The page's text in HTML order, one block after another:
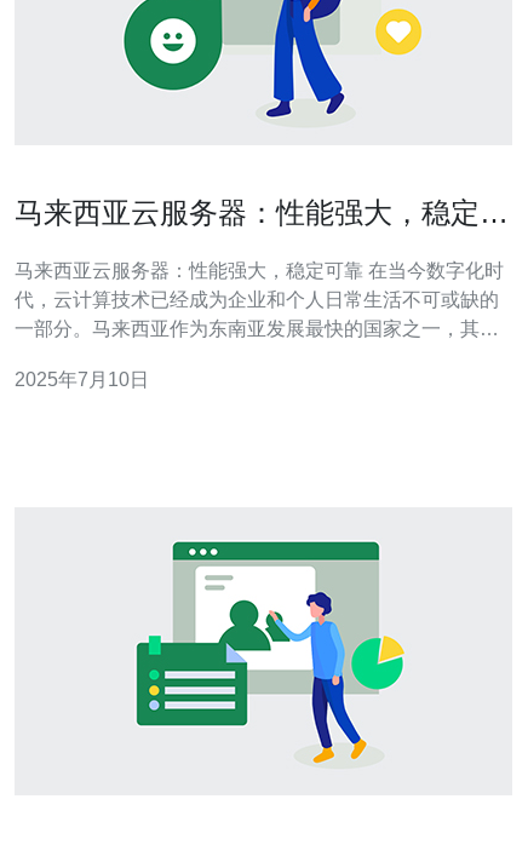
马来西亚云服务器：性能强大，稳定可
马来西亚云服务器：性能强大，稳定可靠 在当今数字化时
代，云计算技术已经成为企业和个人日常生活不可或缺的
一部分。马来西亚作为东南亚发展最快的国家之一，其云
强大、稳定可靠而备受青睐。 马来西亚云服务器在性能方
2025年7月10日